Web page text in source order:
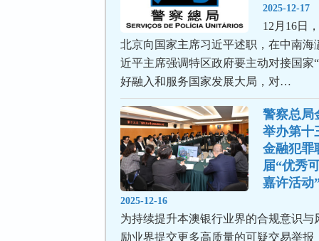
2025-12-17
12月16日
北京向国家主席习近平述职，在中南海
近平主席强调特区政府要主动对接国家
好融入和服务国家发展大局，对…
警察总局
举办第十
金融犯罪
届“优秀
嘉许活动
2025-12-16
为持续提升本澳银行业界的合规意识与
励业界提交更多高质量的可疑交易举报